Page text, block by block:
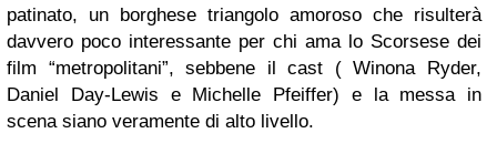
patinato, un borghese triangolo amoroso che risulterà
davvero poco interessante per chi ama lo Scorsese dei
film “metropolitani”, sebbene il cast ( Winona Ryder,
Daniel Day-Lewis e Michelle Pfeiffer) e la messa in
scena siano veramente di alto livello.